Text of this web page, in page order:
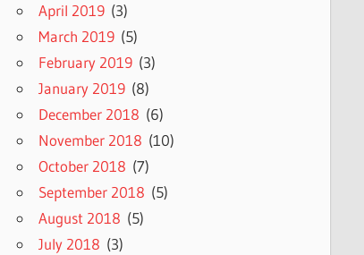
April 2019(3)
March 2019(5)
February 2019(3)
January 2019(8)
December 2018 (6)
November 2018 (10)
October 2018 (7)
September 2018 (5)
August 2018 (5)
July 2018 (3)